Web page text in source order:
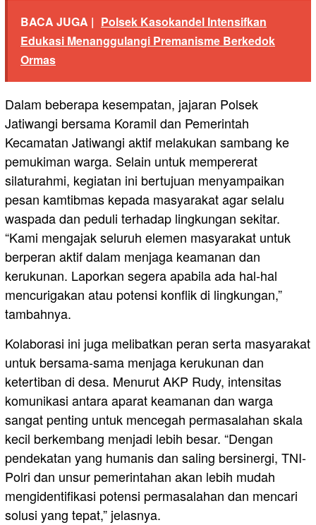
BACA JUGA | Polsek Kasokandel Intensifkan
Edukasi Menanggulangi Premanisme Berkedok
Ormas
Dalam beberapa kesempatan, jajaran Polsek
Jatiwangi bersama Koramil dan Pemerintah
Kecamatan Jatiwangi aktif melakukan sambang ke
pemukiman warga. Selain untuk mempererat
silaturahmi, kegiatan ini bertujuan menyampaikan
pesan kamtibmas kepada masyarakat agar selalu
waspada dan peduli terhadap lingkungan sekitar.
“Kami mengajak seluruh elemen masyarakat untuk
berperan aktif dalam menjaga keamanan dan
kerukunan. Laporkan segera apabila ada hal-hal
mencurigakan atau potensi konflik di lingkungan,”
tambahnya.
Kolaborasi ini juga melibatkan peran serta masyarakat
untuk bersama-sama menjaga kerukunan dan
ketertiban di desa. Menurut AKP Rudy, intensitas
komunikasi antara aparat keamanan dan warga
sangat penting untuk mencegah permasalahan skala
kecil berkembang menjadi lebih besar. “Dengan
pendekatan yang humanis dan saling bersinergi, TNI-
Polri dan unsur pemerintahan akan lebih mudah
mengidentifikasi potensi permasalahan dan mencari
solusi yang tepat,” jelasnya.